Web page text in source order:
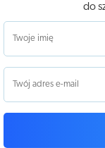
do